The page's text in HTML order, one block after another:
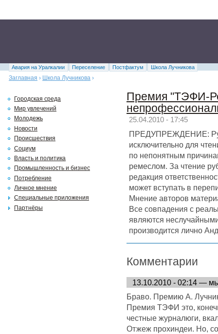
Авария на Уралкалии Переселение Постфактум
Школа Лучникова
Заглавная › Школа Лучникова ›
Премия "ТЭФИ-
25.04.2010 - 17:45
ПРЕДУПРЕЖДЕНИЕ:
исключительно для
по непонятным
ремеслом. За чтение
редакция
может вступать в
Мнение авторов
Все совпадения с
являются
производится лично
Комментарии
13.10.2010 - 02:14 —
Браво. Премию А.
Премия ТЭФИ это,
честные журналюги,
Отжеж прохиндеи. Но,
Городская среда
Мир увлечений
Молодежь
Новости
Происшествия
Социум
Власть и политика
Промышленность и бизнес
Потребление
Личное мнение
Специальные приложения
Партнёры